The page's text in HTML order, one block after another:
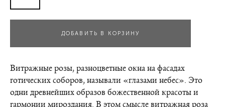
ДОБАВИТЬ В КОРЗИНУ
Витражные розы, разноцветные окна на фасадах
готических соборов, называли «глазами небес». Это
одни древнейших образов божественной красоты и
гармонии мироздания. В этом смысле витражная роза